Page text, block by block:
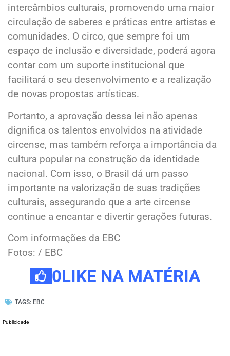
intercâmbios culturais, promovendo uma maior
circulação de saberes e práticas entre artistas e
comunidades. O circo, que sempre foi um
espaço de inclusão e diversidade, poderá agora
contar com um suporte institucional que
facilitará o seu desenvolvimento e a realização
de novas propostas artísticas.
Portanto, a aprovação dessa lei não apenas
dignifica os talentos envolvidos na atividade
circense, mas também reforça a importância da
cultura popular na construção da identidade
nacional. Com isso, o Brasil dá um passo
importante na valorização de suas tradições
culturais, assegurando que a arte circense
continue a encantar e divertir gerações futuras.
Com informações da EBC
Fotos: / EBC
0LIKE NA MATÉRIA
TAGS: EBC
Publicidade